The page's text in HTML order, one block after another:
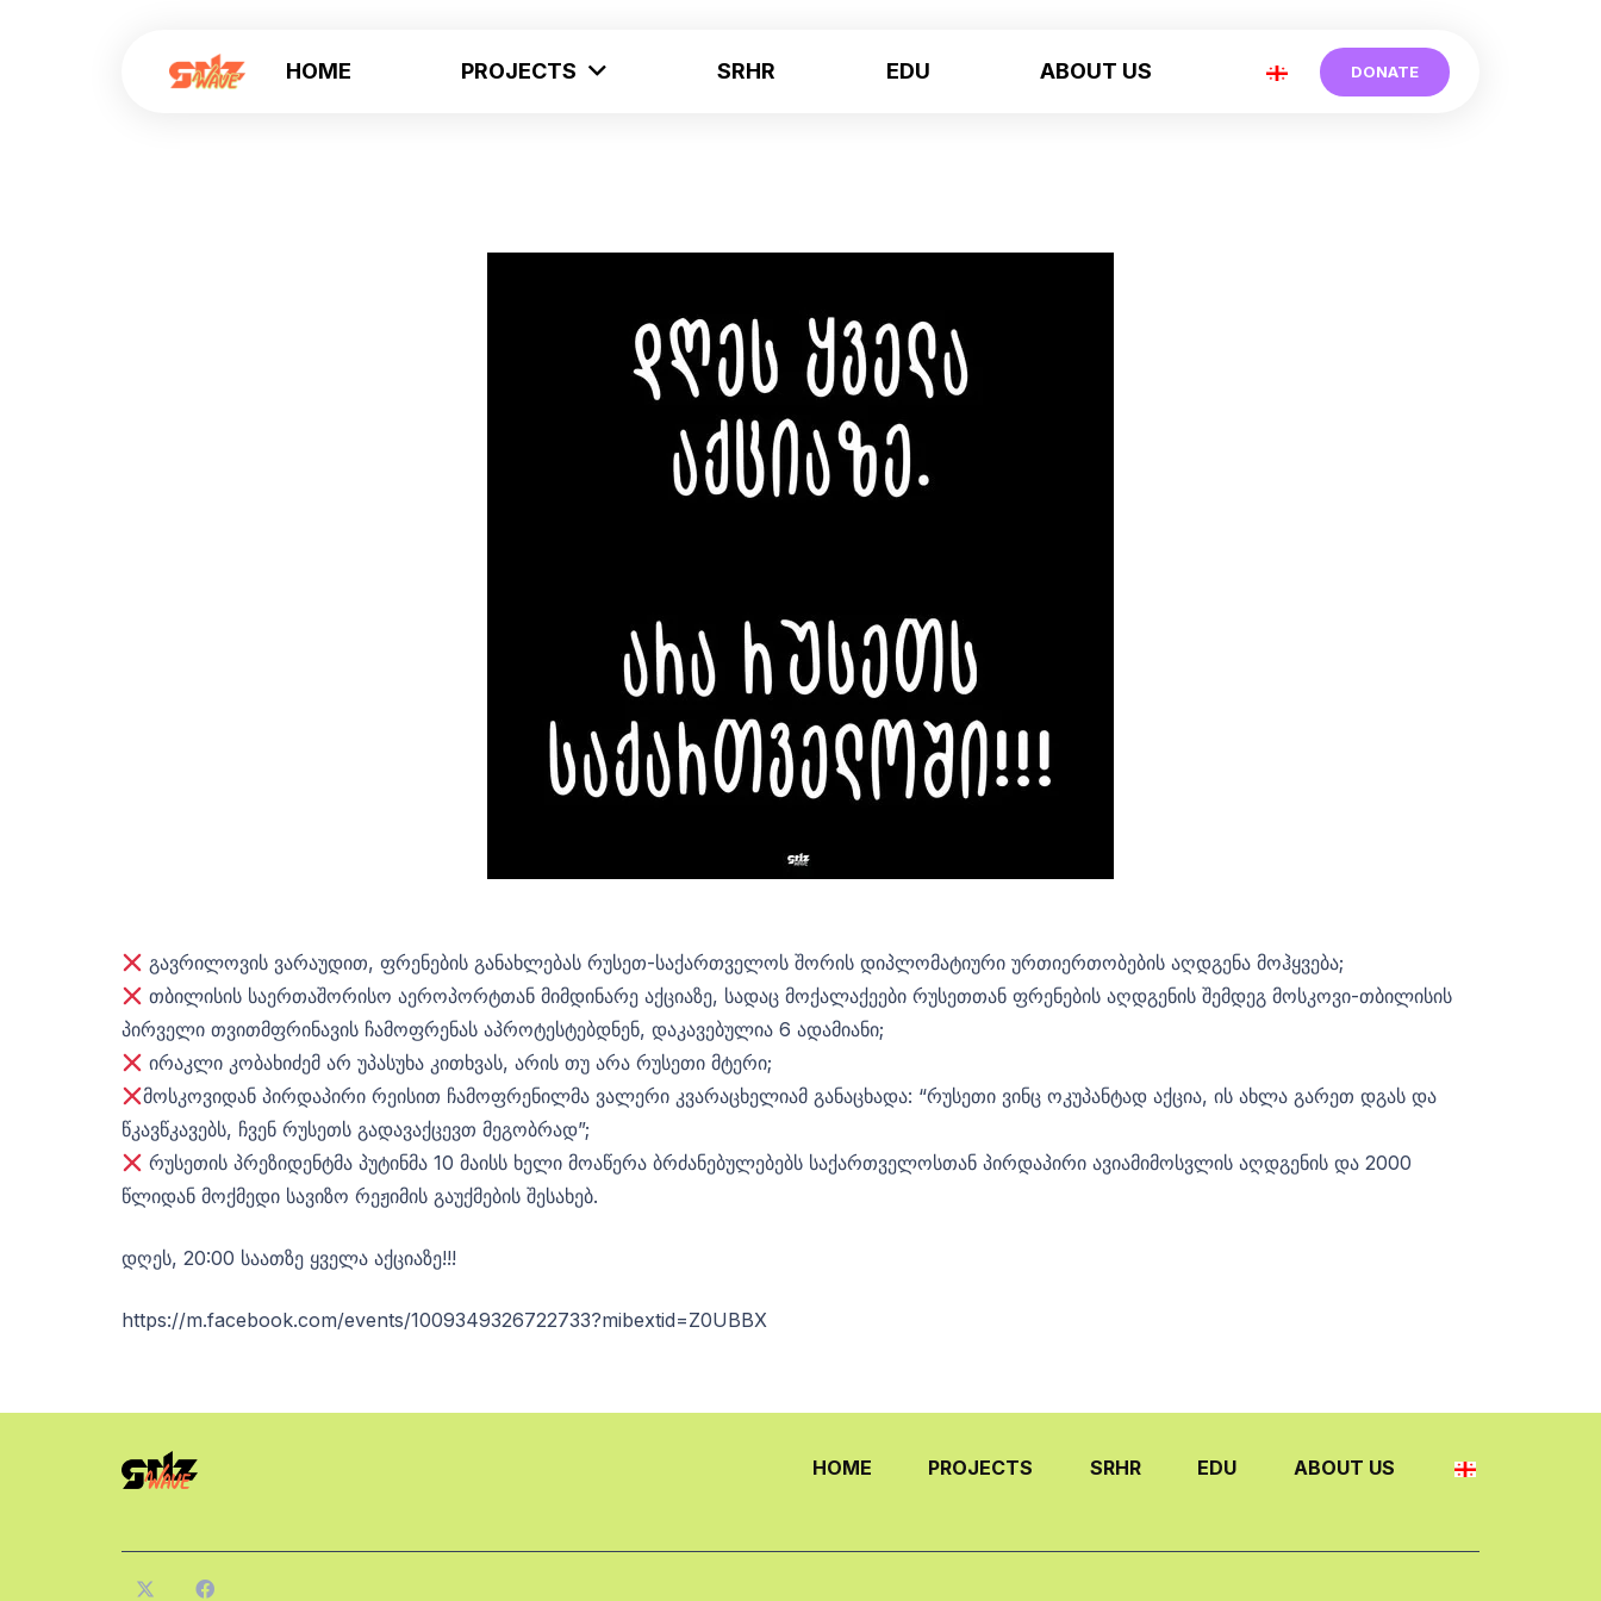
HOME PROJECTS SRHR EDU ABOUT US DONATE
გავრილოვის ვარაუდით, ფრენების განახლებას რუსეთ-საქართველოს შორის დიპლომატიური ურთიერთობების აღდგენა მოჰყვება;
თბილისის საერთაშორისო აეროპორტთან მიმდინარე აქციაზე, სადაც მოქალაქეები რუსეთთან ფრენების აღდგენის შემდეგ მოსკოვი-თბილისის
პირველი თვითმფრინავის ჩამოფრენას აპროტესტებდნენ, დაკავებულია 6 ადამიანი;
ირაკლი კობახიძემ არ უპასუხა კითხვას, არის თუ არა რუსეთი მტერი;
მოსკოვიდან პირდაპირი რეისით ჩამოფრენილმა ვალერი კვარაცხელიამ განაცხადა: “რუსეთი ვინც ოკუპანტად აქცია, ის ახლა გარეთ დგას და
წკავწკავებს, ჩვენ რუსეთს გადავაქცევთ მეგობრად”;
რუსეთის პრეზიდენტმა პუტინმა 10 მაისს ხელი მოაწერა ბრძანებულებებს საქართველოსთან პირდაპირი ავიამიმოსვლის აღდგენის და 2000
წლიდან მოქმედი სავიზო რეჟიმის გაუქმების შესახებ.
დღეს, 20:00 საათზე ყველა აქციაზე!!!
https://m.facebook.com/events/1009349326722733?mibextid=Z0UBBX
HOME PROJECTS SRHR EDU ABOUT US